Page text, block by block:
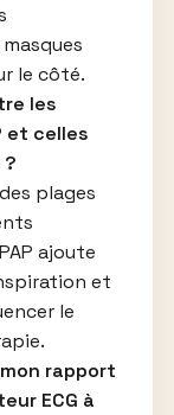
le côté.
les
et celles
?
plages
ajoute
et
le
rapport
ECG à